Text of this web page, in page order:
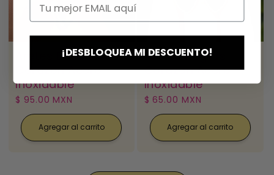
Aretes Dorados
Corazon Acero
Inoxidable
Precio
habitual
$ 95.00 MXN
Agregar al carrito
Aretes Negros
Corazon Acero
Inoxidable
Precio
habitual
$ 65.00 MXN
Agregar al carrito
¡DESBLOQUEA MI DESCUENTO!